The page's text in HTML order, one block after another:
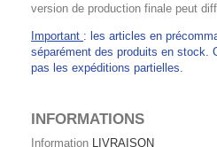
version de production finale peut
Important : les articles en
séparément des produits en stock.
pas les expéditions partielles.
INFORMATIONS
Information LIVRAISON